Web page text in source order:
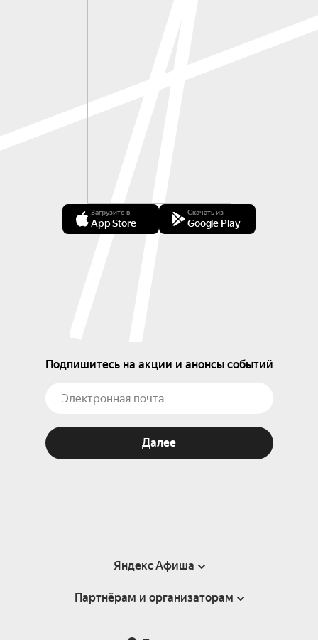
Загрузите в
App Store
Скачать из
Google Play
Подпишитесь на акции и анонсы событий
Далее
Яндекс Афиша
Справка
Партнёрам и организаторам